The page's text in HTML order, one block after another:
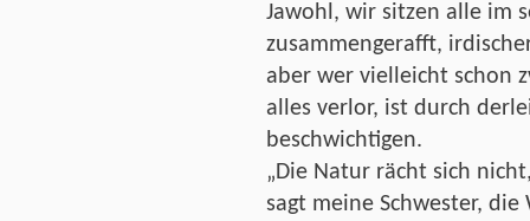
Jawohl, wir sitzen alle im
zusammengerafft,
aber wer vielleicht schon
alles verlor, ist durch
beschwichtigen.
„Die Natur rächt sich
sagt meine Schwester,